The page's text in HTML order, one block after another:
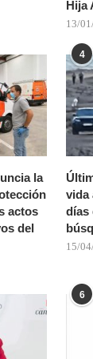
Hija
13/
la
actos
del
4
vida
días
15/
6